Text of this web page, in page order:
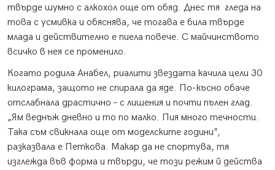
твърде шумно с алкохол още от обяд. Днес тя гледа на
това с усмивка и обяснява, че тогава е била твърде
млада и действително е пиела повече. С майчинството
всичко в нея се променило.
Когато родила Анабел, риалити звездата качила цели 30
килограма, защото не спирала да яде. По-късно обаче
отслабнала драстично – с лишения и почти пълен глад.
„Ям веднъж дневно и то по малко. Пия много течности.
Така съм свикнала още от моделските години”,
разказвала е Петкова. Макар да не спортува, тя
изглежда във форма и твърди, че този режим й действа